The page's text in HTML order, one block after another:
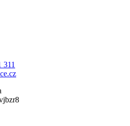
311